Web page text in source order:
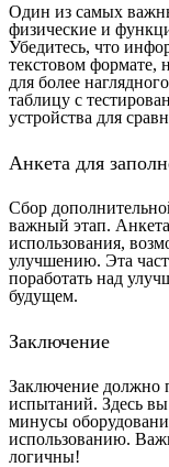
Один из самых
физические и
Убедитесь, что
текстовом формате,
для более
таблицу с
устройства для
Анкета для
Сбор
важный этап.
использования,
улучшению. Эта
поработать над
будущем.
Заключение
Заключение должно
испытаний. Здесь
минусы
использованию.
логичны!